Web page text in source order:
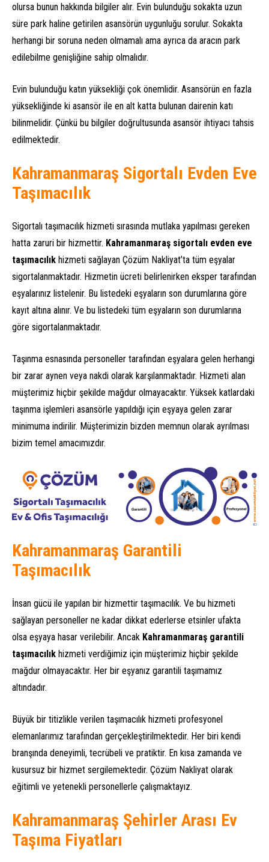
olursa bunun hakkında bilgiler alır. Evin bulunduğu sokakta uzun
süre park haline getirilen asansörün uygunluğu sorulur. Sokakta
herhangi bir soruna neden olmamalı ama ayrıca da aracın park
edilebilme genişliğine sahip olmalıdır.
Evin bulunduğu katın yüksekliği çok önemlidir. Asansörün en fazla
yüksekliğinde ki asansör ile en alt katta bulunan dairenin katı
bilinmelidir. Çünkü bu bilgiler doğrultusunda asansör ihtiyacı tahsis
edilmektedir.
Kahramanmaraş Sigortalı Evden Eve
Taşımacılık
Sigortalı taşımacılık hizmeti sırasında mutlaka yapılması gereken
hatta zaruri bir hizmettir. Kahramanmaraş sigortalı evden eve
taşımacılık hizmeti sağlayan Çözüm Nakliyat’ta tüm eşyalar
sigortalanmaktadır. Hizmetin ücreti belirlenirken eksper tarafından
eşyalarınız listelenir. Bu listedeki eşyaların son durumlarına göre
kayıt altına alınır. Ve bu listedeki tüm eşyaların son durumlarına
göre sigortalanmaktadır.
Taşınma esnasında personeller tarafından eşyalara gelen herhangi
bir zarar aynen veya nakdi olarak karşılanmaktadır. Hizmeti alan
müşterimiz hiçbir şekilde mağdur olmayacaktır. Yüksek katlardaki
taşınma işlemleri asansörle yapıldığı için eşyaya gelen zarar
minimuma indirilir. Müşterimizin bizden memnun olarak ayrılması
bizim temel amacımızdır.
Kahramanmaraş Garantili
Taşımacılık
İnsan gücü ile yapılan bir hizmettir taşımacılık. Ve bu hizmeti
sağlayan personeller ne kadar dikkat ederlerse etsinler ufakta
olsa eşyaya hasar verilebilir. Ancak Kahramanmaraş garantili
taşımacılık hizmeti verdiğimiz için müşterimiz hiçbir şekilde
mağdur olmayacaktır. Her bir eşyanız garantili taşımamız
altındadır.
Büyük bir titizlikle verilen taşımacılık hizmeti profesyonel
elemanlarımız tarafından gerçekleştirilmektedir. Her biri kendi
branşında deneyimli, tecrübeli ve pratiktir. En kısa zamanda ve
kusursuz bir hizmet sergilemektedir. Çözüm Nakliyat olarak
eğitimli ve yetenekli personellerle çalışmaktayız.
Kahramanmaraş Şehirler Arası Ev
Taşıma Fiyatları